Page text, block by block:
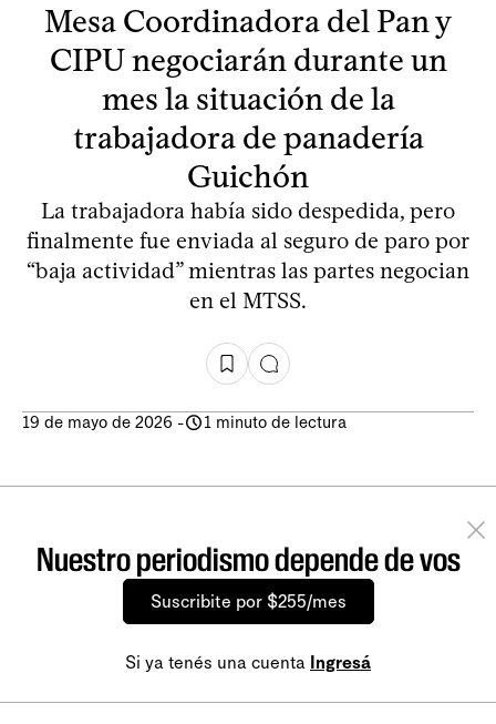
Mesa Coordinadora del Pan y
CIPU negociarán durante un
mes la situación de la
trabajadora de panadería
Guichón
La trabajadora había sido despedida, pero
finalmente fue enviada al seguro de paro por
“baja actividad” mientras las partes negocian
en el MTSS.
19 de mayo de 2026 - 1 minuto de lectura
Nuestro periodismo depende de vos
Suscribite por $255/mes
Si ya tenés una cuenta Ingresá